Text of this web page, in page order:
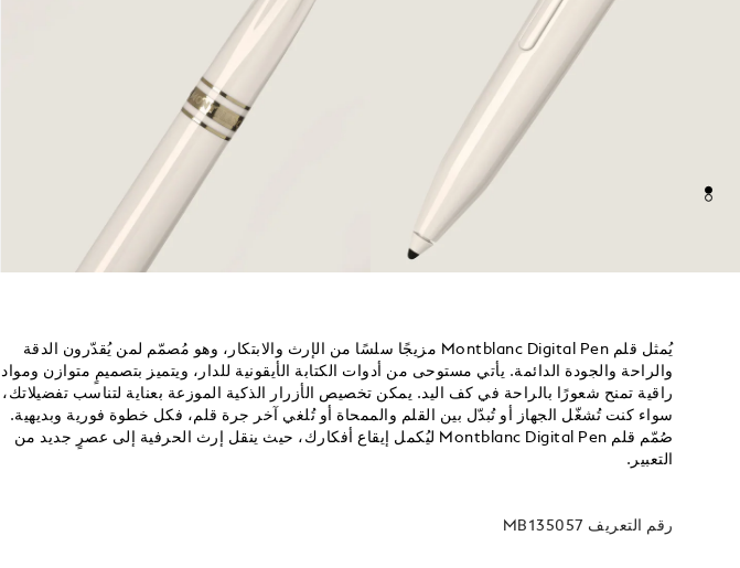
يُمثل قلم Montblanc Digital Pen مزيجًا سلسًا من الإرث والابتكار، وهو مُصمّم لمن يُقدّرون الدقة
والراحة والجودة الدائمة. يأتي مستوحى من أدوات الكتابة الأيقونية للدار، ويتميز بتصميمٍ متوازن ومواد
راقية تمنح شعورًا بالراحة في كف اليد. يمكن تخصيص الأزرار الذكية الموزعة بعناية لتناسب تفضيلاتك،
سواء كنت تُشغّل الجهاز أو تُبدّل بين القلم والممحاة أو تُلغي آخر جرة قلم، فكل خطوة فورية وبديهية.
صُمّم قلم Montblanc Digital Pen ليُكمل إيقاع أفكارك، حيث ينقل إرث الحرفية إلى عصرٍ جديد من
التعبير.
رقم التعريف MB135057